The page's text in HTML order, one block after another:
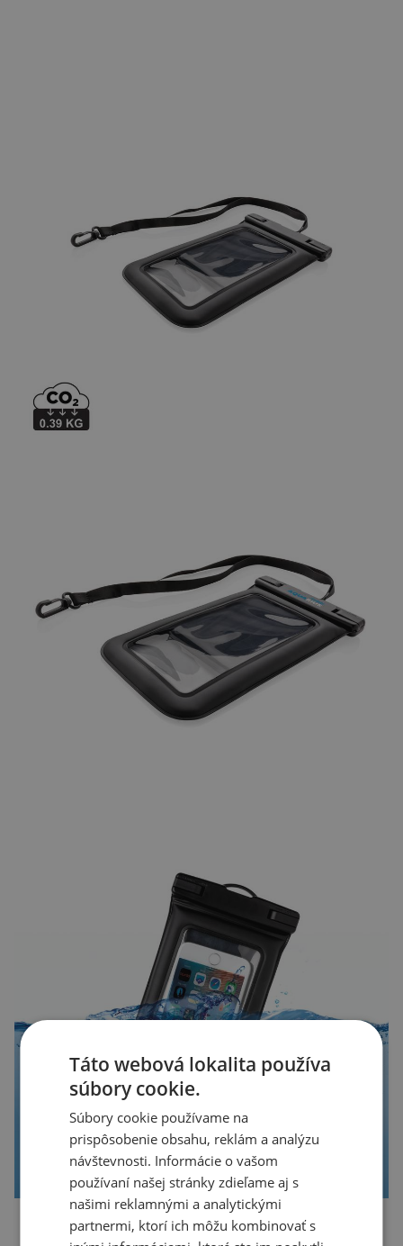
Táto webová lokalita používa
súbory cookie.
Súbory cookie používame na
prispôsobenie obsahu, reklám a analýzu
návštevnosti. Informácie o vašom
používaní našej stránky zdieľame aj s
našimi reklamnými a analytickými
partnermi, ktorí ich môžu kombinovať s